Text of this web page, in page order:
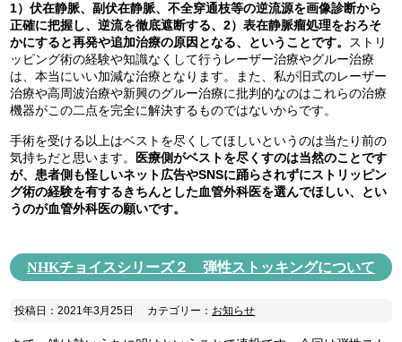
1）伏在静脈、副伏在静脈、不全穿通枝等の逆流源を画像診断から
正確に把握し、逆流を徹底遮断する、2）表在静脈瘤処理をおろそ
かにすると再発や追加治療の原因となる、ということです。 ストリ
ッピング術の経験や知識なくして行うレーザー治療やグルー治療
は、本当にいい加減な治療となります。また、私が旧式のレーザー
治療や高周波治療や新興のグルー治療に批判的なのはこれらの治療
機器がこの二点を完全に解決するものではないからです。
手術を受ける以上はベストを尽くしてほしいというのは当たり前の
気持ちだと思います。
医療側がベストを尽くすのは当然のことです
が、患者側も怪しいネット広告やSNSに踊らされずにストリッピン
グ術の経験を有するきちんとした血管外科医を選んでほしい、とい
うのが血管外科医の願いです。
NHKチョイスシリーズ２ 弾性ストッキングについて
投稿日：2021年3月25日 カテゴリー： お知らせ